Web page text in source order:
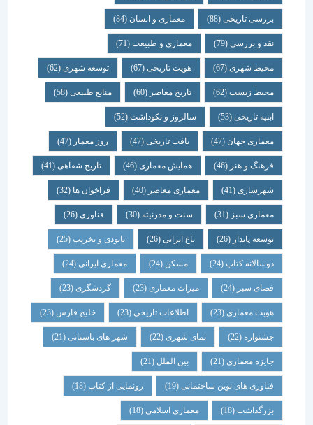
بررسی تاریخی (88) معماری و انسان (84)
نقد و بررسی (79) معماری و طبیعت (71)
محیط شهری(67) هویت تاریخی(67) توسعه شهری(62)
محیط زیست(62) تاریخ معاصر(60) منابع طبیعی(58)
ابنیه تاریخی(53) سالروز و نکوداشت(52)
معماری جهان (47) بافت تاریخی(47) روز معمار(47)
فرهنگ و هنر(46) همایش معماری (46) تاریخ شفاهی (41)
شهرسازی(41) معماری معاصر(40) فراخوان ها (32)
معماری سبز(31) سنت و مدرنیته(30) فناوری (26)
توسعه پایدار(26) باغ ایرانی(26) نابودی و تخریب(25)
دوسالانه کتاب(24) مسکن (24) معماری ایرانی(24)
فضای سبز(24) میراث معماری (23) گردشگری (23)
هویت معماری (23) اطلاعات تاریخی(23) خلیج فارس(23)
جشنواره(22) نمای شهری(22) شهر های باستانی (21)
جایزه معماری (21) بین الملل(21)
فناوری های نوین ساختمانی(19) رونمایی از کتاب (18)
بزرگداشت (18) معماری اسلامی(18)